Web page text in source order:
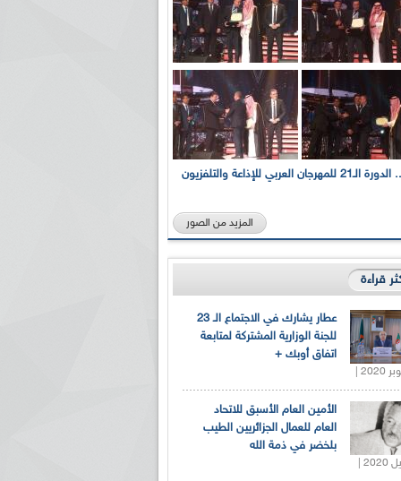
بالصور... الدورة الـ21 للمهرجان العربي للإذاعة والتلفزيون
المزيد من الصور
قراءة
عطار يشارك في الاجتماع الـ 23
للجنة الوزارية المشتركة لمتابعة
اتفاق أوبك +
الأمين العام الأسبق للاتحاد
العام للعمال الجزائريين الطيب
بلخضر في ذمة الله